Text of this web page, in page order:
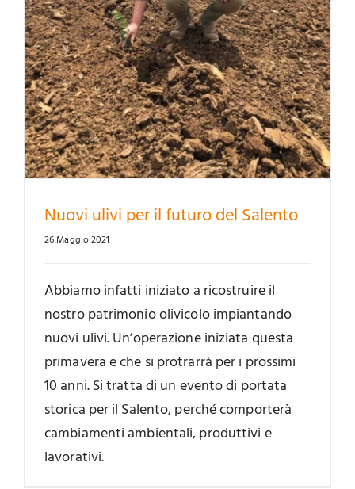
Nuovi ulivi per il futuro del Salento
26 Maggio 2021
Abbiamo infatti iniziato a ricostruire il
nostro patrimonio olivicolo impiantando
nuovi ulivi. Un’operazione iniziata questa
primavera e che si protrarrà per i prossimi
10 anni. Si tratta di un evento di portata
storica per il Salento, perché comporterà
cambiamenti ambientali, produttivi e
lavorativi.